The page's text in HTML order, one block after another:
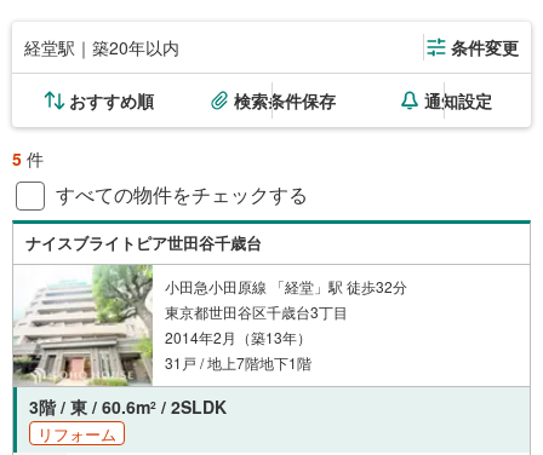
経堂駅｜築20年以内 条件変更
おすすめ順 検索条件保存 通知設定
5 件
すべての物件をチェックする
ナイスブライトピア世田谷千歳台
小田急小田原線 「経堂」駅 徒歩32分
東京都世田谷区千歳台3丁目
2014年2月（築13年）
31戸 / 地上7階地下1階
3階 / 東 / 60.6m2 / 2SLDK
リフォーム